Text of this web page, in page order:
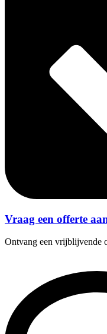
Vraag een offerte
Ontvang een vrijblijvende